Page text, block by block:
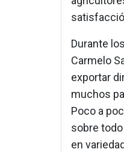
Durante
Carmelo
exportar
muchos
Poco a
sobre
en